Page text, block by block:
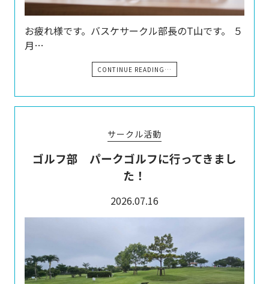
お疲れ様です。バスケサークル部長のT山です。 ５
月…
CONTINUE READING…
サークル活動
ゴルフ部 パークゴルフに行ってきまし
た！
2026.07.16